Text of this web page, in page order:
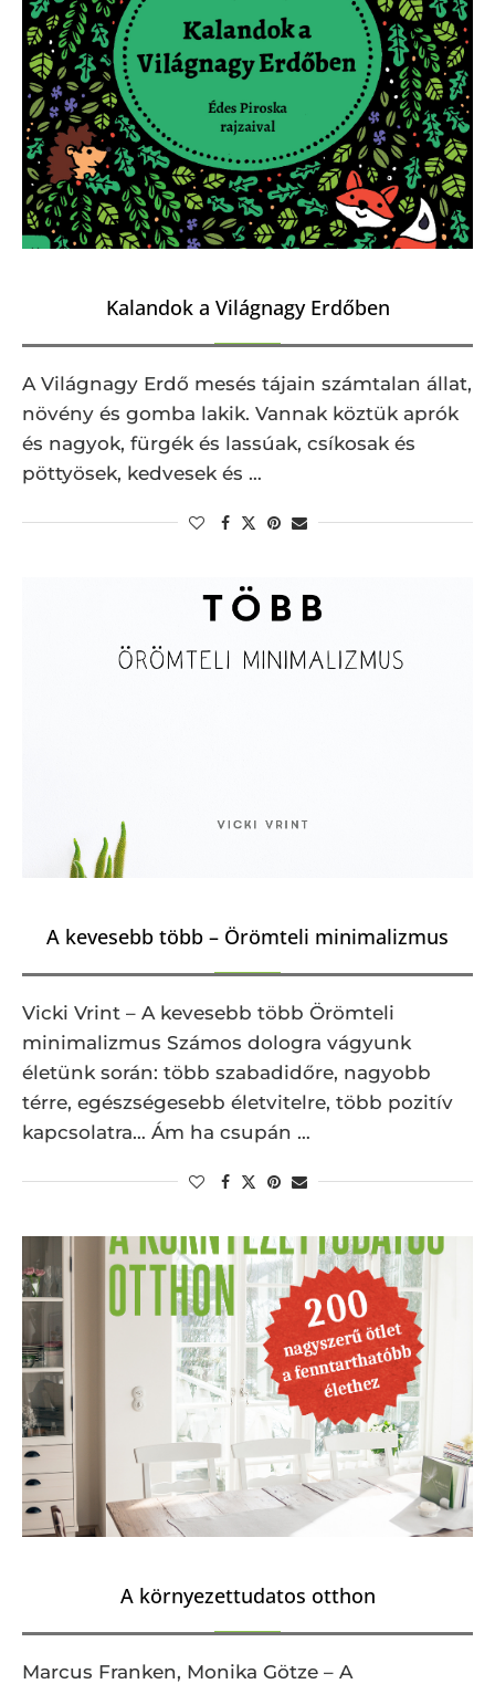
Kalandok a Világnagy Erdőben
A Világnagy Erdő mesés tájain számtalan állat,
növény és gomba lakik. Vannak köztük aprók
és nagyok, fürgék és lassúak, csíkosak és
pöttyösek, kedvesek és …
A kevesebb több – Örömteli minimalizmus
Vicki Vrint – A kevesebb több Örömteli
minimalizmus Számos dologra vágyunk
életünk során: több szabadidőre, nagyobb
térre, egészségesebb életvitelre, több pozitív
kapcsolatra… Ám ha csupán …
A környezettudatos otthon
Marcus Franken, Monika Götze – A